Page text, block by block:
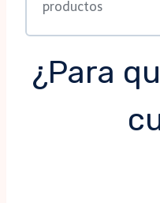
productos
¿Para